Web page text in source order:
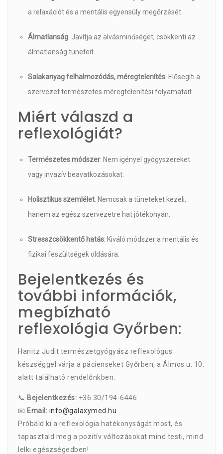
a relaxációt és a mentális egyensúly megőrzését.
Álmatlanság: Javítja az alvásminőséget, csökkenti az
álmatlanság tüneteit.
Salakanyag felhalmozódás, méregtelenítés: Elősegíti a
szervezet természetes méregtelenítési folyamatait.
Miért válaszd a
reflexológiát?
Természetes módszer: Nem igényel gyógyszereket
vagy invazív beavatkozásokat.
Holisztikus szemlélet: Nemcsak a tüneteket kezeli,
hanem az egész szervezetre hat jótékonyan.
Stresszcsökkentő hatás: Kiváló módszer a mentális és
fizikai feszültségek oldására.
Bejelentkezés és
további információk,
megbízható
reflexológia Győrben:
Hanitz Judit természetgyógyász reflexológus
készséggel várja a pácienseket Győrben, a Álmos u. 10.
alatt található rendelőnkben.
📞 Bejelentkezés: +36 30/194-6446
📧 Email: info@galaxymed.hu
Próbáld ki a reflexológia hatékonyságát most, és
tapasztald meg a pozitív változásokat mind testi, mind
lelki egészségedben!